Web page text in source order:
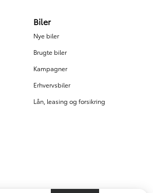
Biler
Nye biler
Brugte biler
Kampagner
Erhvervsbiler
Lån, leasing og forsikring